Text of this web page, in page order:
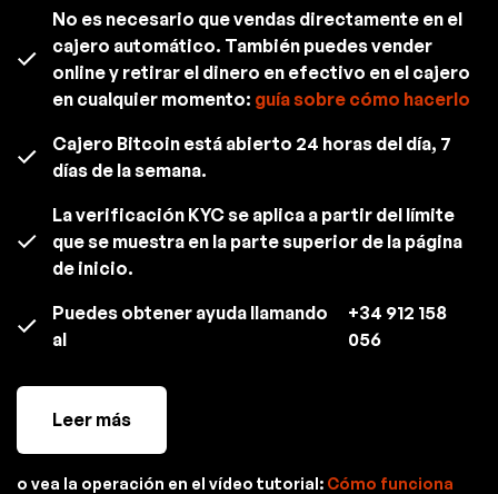
No es necesario que vendas directamente en el
cajero automático. También puedes vender
online y retirar el dinero en efectivo en el cajero
en cualquier momento: guía sobre cómo hacerlo
Cajero Bitcoin está abierto 24 horas del día, 7
días de la semana.
La verificación KYC se aplica a partir del límite
que se muestra en la parte superior de la página
de inicio.
Puedes obtener ayuda llamando
al
+34 912 158
056
Leer más
o vea la operación en el vídeo tutorial: Cómo funciona